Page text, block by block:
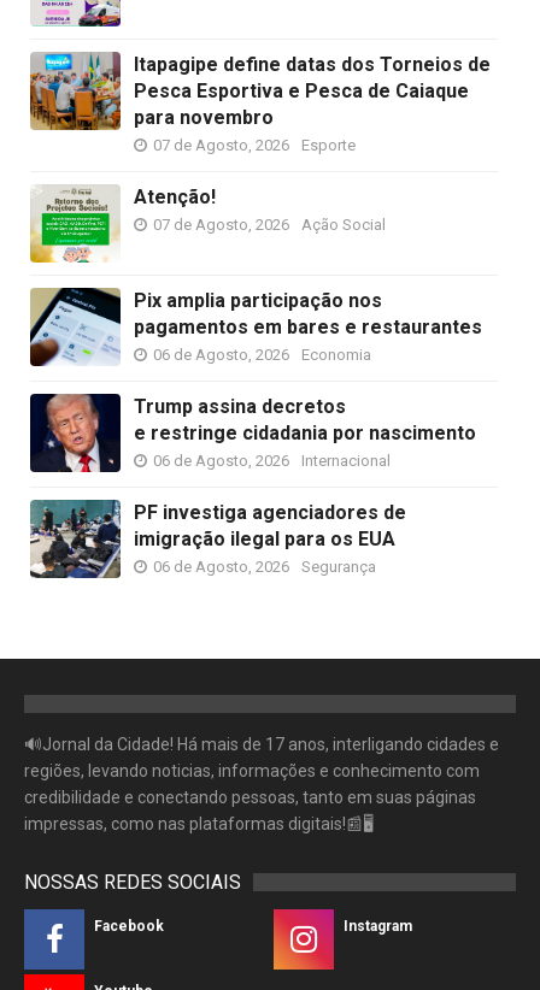
Itapagipe define datas dos Torneios de
Pesca Esportiva e Pesca de Caiaque
para novembro
07 de Agosto, 2026 Esporte
Atenção!
07 de Agosto, 2026 Ação Social
Pix amplia participação nos
pagamentos em bares e restaurantes
06 de Agosto, 2026 Economia
Trump assina decretos
e restringe cidadania por nascimento
06 de Agosto, 2026 Internacional
PF investiga agenciadores de
imigração ilegal para os EUA
06 de Agosto, 2026 Segurança
🔊Jornal da Cidade! Há mais de 17 anos, interligando cidades e
regiões, levando noticias, informações e conhecimento com
credibilidade e conectando pessoas, tanto em suas páginas
impressas, como nas plataformas digitais!📰🖥
NOSSAS REDES SOCIAIS
Facebook Instagram